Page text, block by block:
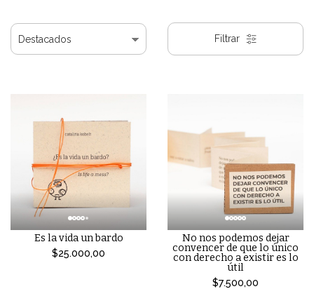
Filtrar
Es la vida un bardo
$25.000,00
No nos podemos dejar
convencer de que lo único
con derecho a existir es lo
útil
$7.500,00